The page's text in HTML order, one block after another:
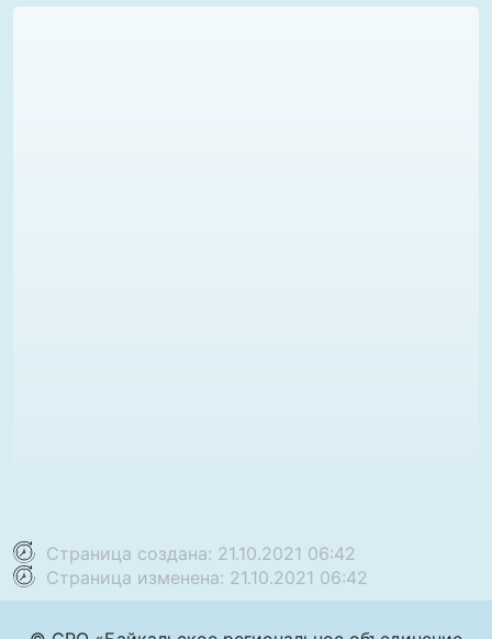
Страница создана: 21.10.2021 06:42
Страница изменена: 21.10.2021 06:42